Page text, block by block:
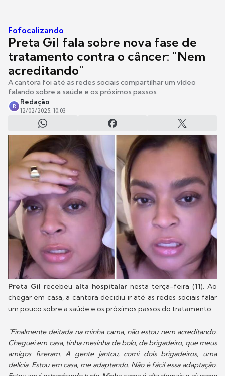
Fofocalizando
Preta Gil fala sobre nova fase de
tratamento contra o câncer: "Nem
acreditando"
A cantora foi até as redes sociais compartilhar um vídeo
falando sobre a saúde e os próximos passos
R
Redação
12/02/2025, 10:03
Preta Gil recebeu alta hospitalar nesta terça-feira (11). Ao
chegar em casa, a cantora decidiu ir até as redes sociais falar
um pouco sobre a saúde e os próximos passos do tratamento.
"Finalmente deitada na minha cama, não estou nem acreditando.
Cheguei em casa, tinha mesinha de bolo, de brigadeiro, que meus
amigos fizeram. A gente jantou, comi dois brigadeiros, uma
delícia. Estou em casa, me adaptando. Não é fácil essa adaptação.